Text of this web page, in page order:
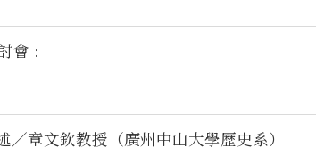
會 :
章文欽教授（廣州中山大學歷史系）